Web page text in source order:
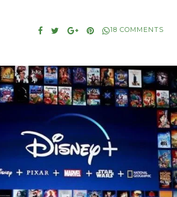
18 COMMENTS